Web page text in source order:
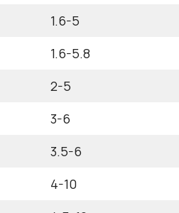
1.6-5
1.6-5.8
2-5
3-6
3.5-6
4-10